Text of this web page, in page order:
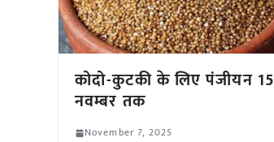
कोदो-कुटकी के लिए पंजीयन 15
नवम्बर तक
November 7, 2025